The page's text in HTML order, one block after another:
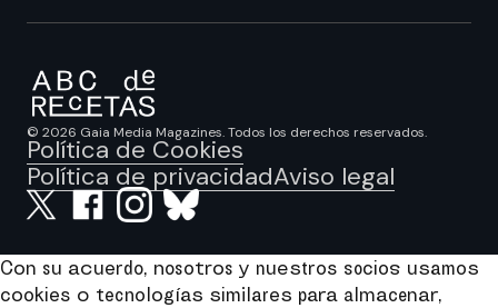
© 2026 Gaia Media Magazines. Todos los derechos reservados.
Política de Cookies
Política de privacidadAviso legal
Con su acuerdo, nosotros y nuestros socios usamos
cookies o tecnologías similares para almacenar,